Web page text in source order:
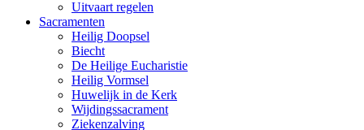
Uitvaart regelen
Sacramenten
Heilig Doopsel
Biecht
De Heilige Eucharistie
Heilig Vormsel
Huwelijk in de Kerk
Wijdingssacrament
Ziekenzalving